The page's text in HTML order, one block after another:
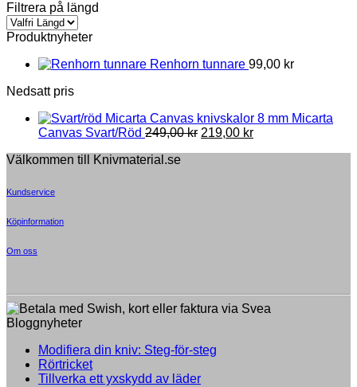
the
product
page
Filtrera på längd
Produktnyheter
Renhorn tunnare 99,00 kr
Nedsatt pris
8 mm Micarta
Canvas Svart/Röd 249,00kr Original
219,00 krCurrent
Välkommen till Knivmaterial.se
Kundservice
Köpinformation
Om oss
Bloggnyheter
Modifiera din kniv: Steg-för-steg
RörtricketInga
kommentarer
Tillverka ett yxskydd av läderInga